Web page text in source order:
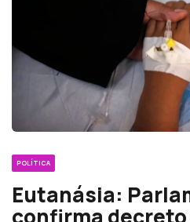
POLÍTICA
Eutanásia: